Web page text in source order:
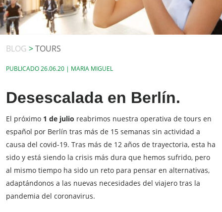
BLOG >TOURS
PUBLICADO26.06.20 | MARIA MIGUEL
Desescalada en Berlín.
El próximo 1 de julio reabrimos nuestra operativa de tours en
español por Berlín tras más de 15 semanas sin actividad a
causa del covid-19. Tras más de 12 años de trayectoria, esta ha
sido y está siendo la crisis más dura que hemos sufrido, pero
al mismo tiempo ha sido un reto para pensar en alternativas,
adaptándonos a las nuevas necesidades del viajero tras la
pandemia del coronavirus.